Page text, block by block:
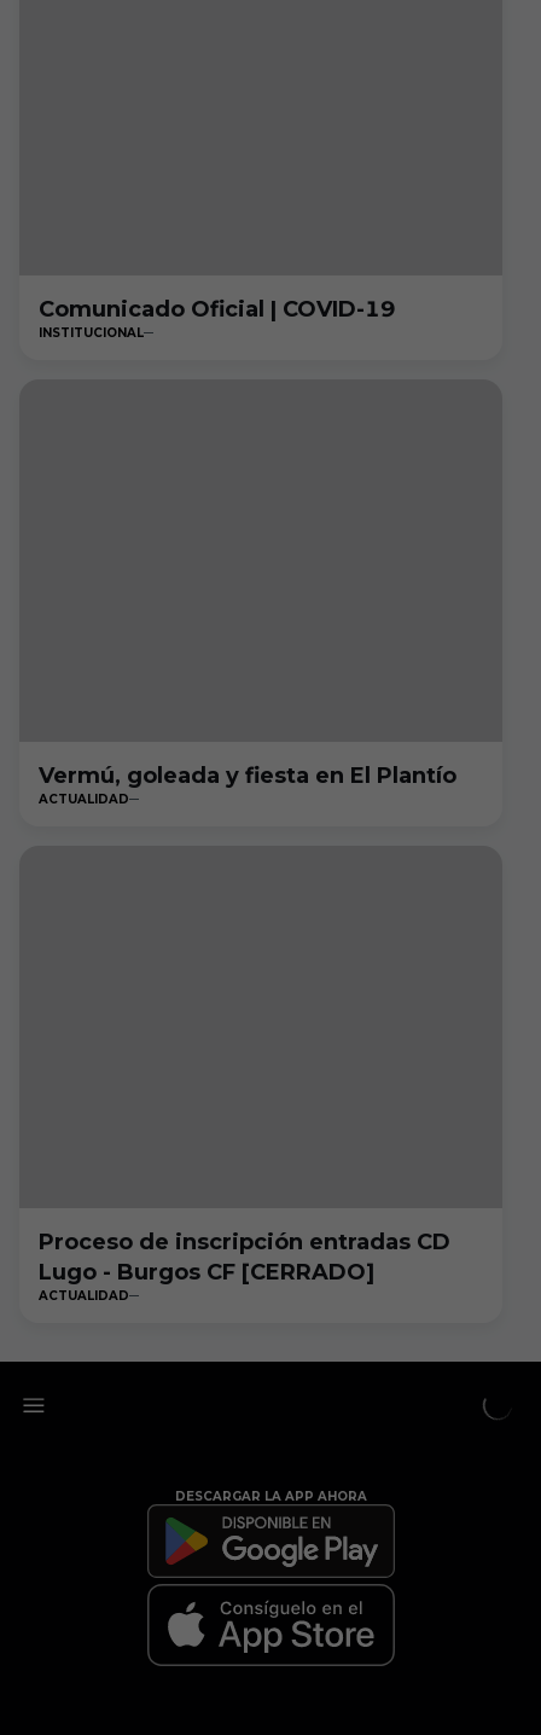
Comunicado Oficial | COVID-19
INSTITUCIONAL
Vermú, goleada y fiesta en El Plantío
ACTUALIDAD
Proceso de inscripción entradas CD
Lugo - Burgos CF [CERRADO]
ACTUALIDAD
DESCARGAR LA APP AHORA